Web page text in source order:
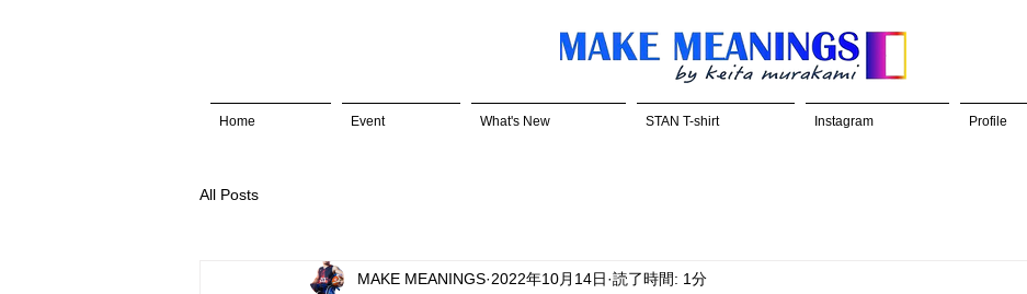
Home Event What's New STAN T-shirt Instagram Profile
All Posts
MAKE MEANINGS 2022年10月14日 読了時間: 1分